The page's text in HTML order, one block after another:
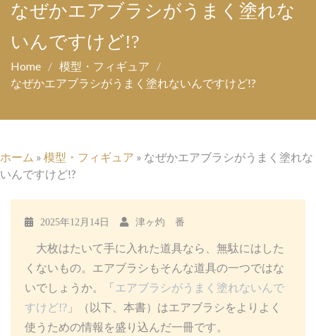
なぜかエアブラシがうまく塗れな
いんですけど!?
Home
模型・フィギュア
なぜかエアブラシがうまく塗れないんですけど!?
ホーム » 模型・フィギュア » なぜかエアブラシがうまく塗れな
いんですけど!?
2025年12月14日 津ヶ灼 番
大枚はたいて手に入れた道具なら、無駄にはした
くないもの。エアブラシもそんな道具の一つではな
いでしょうか。「 エアブラシがうまく塗れないんで
すけど!? 」（以下、本書）はエアブラシをよりよく
使うための情報を盛り込んだ一冊です。